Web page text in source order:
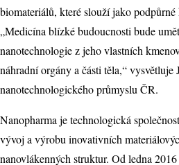
biomateriálů, které slouží jako
„Medicína blízké budoucnosti bude
nanotechnologie z jeho vlastních
náhradní orgány a části těla,“
nanotechnologického průmyslu ČR.
Nanopharma je technologická
vývoj a výrobu inovativních
nanovlákenných struktur. Od ledna